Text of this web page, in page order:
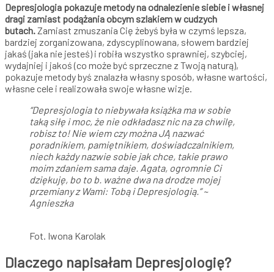
Depresjologia pokazuje metody na odnalezienie siebie i własnej
dragi zamiast podążania obcym szlakiem w cudzych
butach. Zamiast zmuszania Cię żebyś była w czymś lepsza,
bardziej zorganizowana, zdyscyplinowana, słowem bardziej
jakaś (jaka nie jesteś) i robiła wszystko sprawniej, szybciej,
wydajniej i jakoś (co może być sprzeczne z Twoją naturą),
pokazuje metody byś znalazła własny sposób, własne wartości,
własne cele i realizowała swoje własne wizje.
“Depresjologia to niebywała książka ma w sobie
taką siłę i moc, że nie odkładasz nic na za chwilę,
robisz to! Nie wiem czy można JĄ nazwać
poradnikiem, pamiętnikiem, doświadczalnikiem,
niech każdy nazwie sobie jak chce, takie prawo
moim zdaniem sama daje. Agata, ogromnie Ci
dziękuję, bo to b. ważne dwa na drodze mojej
przemiany z Wami: Tobą i Depresjologią.” ~
Agnieszka
Fot. Iwona Karolak
Dlaczego napisałam Depresjologię?